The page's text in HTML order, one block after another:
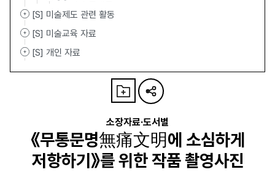
[S] 미술제도 관련 활동
[S] 미술교육 자료
[S] 개인 자료
소장자료·도서별
《무통문명無痛文明에 소심하게
저항하기》를 위한 작품 촬영사진